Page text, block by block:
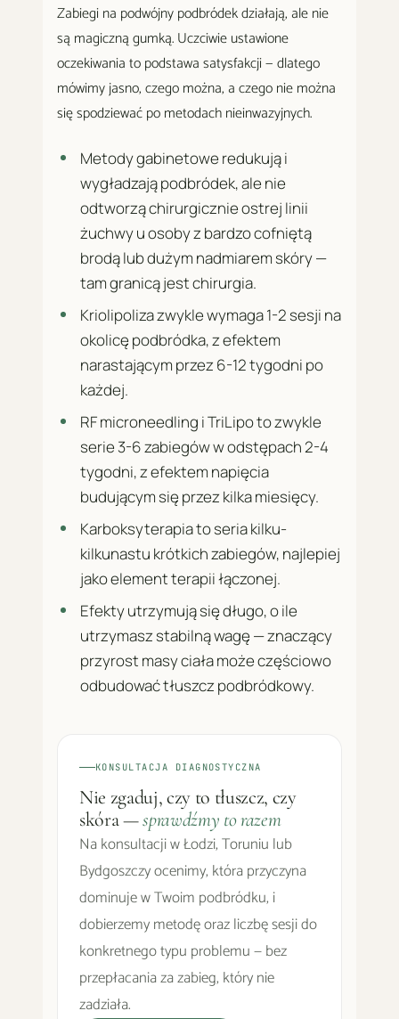
Zabiegi na podwójny podbródek działają, ale nie
są magiczną gumką. Uczciwie ustawione
oczekiwania to podstawa satysfakcji — dlatego
mówimy jasno, czego można, a czego nie można
się spodziewać po metodach nieinwazyjnych.
Metody gabinetowe redukują i
wygładzają podbródek, ale nie
odtworzą chirurgicznie ostrej linii
żuchwy u osoby z bardzo cofniętą
brodą lub dużym nadmiarem skóry —
tam granicą jest chirurgia.
Kriolipoliza zwykle wymaga 1-2 sesji na
okolicę podbródka, z efektem
narastającym przez 6-12 tygodni po
każdej.
RF microneedling i TriLipo to zwykle
serie 3-6 zabiegów w odstępach 2-4
tygodni, z efektem napięcia
budującym się przez kilka miesięcy.
Karboksyterapia to seria kilku-
kilkunastu krótkich zabiegów, najlepiej
jako element terapii łączonej.
Efekty utrzymują się długo, o ile
utrzymasz stabilną wagę — znaczący
przyrost masy ciała może częściowo
odbudować tłuszcz podbródkowy.
KONSULTACJA DIAGNOSTYCZNA
Nie zgaduj, czy to tłuszcz, czy
skóra —sprawdźmy to razem
Na konsultacji w Łodzi, Toruniu lub
Bydgoszczy ocenimy, która przyczyna
dominuje w Twoim podbródku, i
dobierzemy metodę oraz liczbę sesji do
konkretnego typu problemu — bez
przepłacania za zabieg, który nie
zadziała.